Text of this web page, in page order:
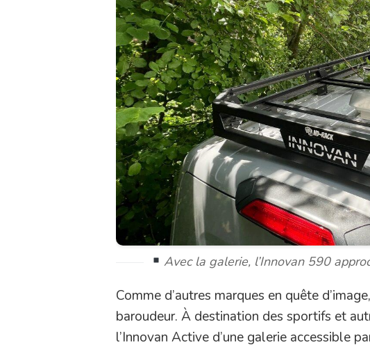
Avec la galerie, l’Innovan 590
Comme d’autres marques en quête
baroudeur. À destination des sportifs et
l’Innovan Active d’une galerie accessible